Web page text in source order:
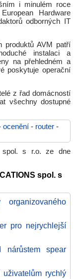
i minulém roce
Hardware
odborných IT
produktů AVM patří
instalaci a
na přehledném a
poskytuje operační
z řad domácností
všechny dostupné
ocenění - router -
spol. s r.o. ze dne
spol. s
pro nejrychlejší
nárůstem spear
rychlý